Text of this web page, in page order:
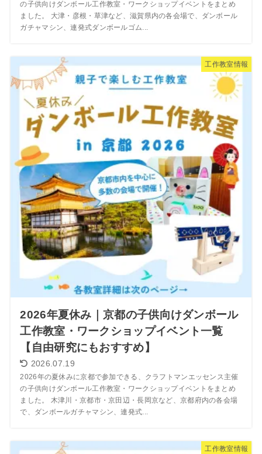
の子供向けダンボール工作教室・ワークショップイベントをまとめ
ました。 大津・彦根・草津など、滋賀県内の各会場で、ダンボール
ガチャマシン、連発式ダンボールゴム...
工作教室情報
2026年夏休み｜京都の子供向けダンボール
工作教室・ワークショップイベント一覧
【自由研究にもおすすめ】
2026.07.19
2026年の夏休みに京都で参加できる、クラフトマンエッセンス主催
の子供向けダンボール工作教室・ワークショップイベントをまとめ
ました。 木津川・京都市・京田辺・長岡京など、京都府内の各会場
で、ダンボールガチャマシン、連発式...
工作教室情報